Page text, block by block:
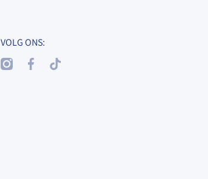
VOLG ONS:
instagramcom/nenaspetsandhorses
facebookcom/nenasdogscats
tiktokcom/@nenaspetsnl